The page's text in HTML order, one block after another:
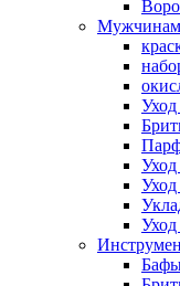
Мужчинам
Уход